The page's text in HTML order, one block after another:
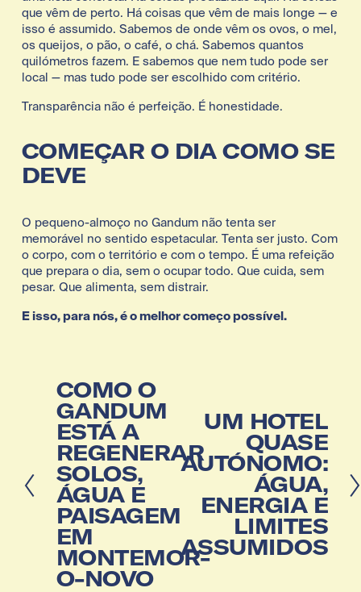
que vêm de perto. Há coisas que vêm de mais longe — e
isso é assumido. Sabemos de onde vêm os ovos, o mel,
os queijos, o pão, o café, o chá. Sabemos quantos
quilómetros fazem. E sabemos que nem tudo pode ser
local — mas tudo pode ser escolhido com critério.
Transparência não é perfeição. É honestidade.
COMEÇAR O DIA COMO SE
DEVE
O pequeno-almoço no Gandum não tenta ser
memorável no sentido espetacular. Tenta ser justo. Com
o corpo, com o território e com o tempo. É uma refeição
que prepara o dia, sem o ocupar todo. Que cuida, sem
pesar. Que alimenta, sem distrair.
E isso, para nós, é o melhor começo possível.
A
n
t
e
i
o
r
COMO O
GANDUM
ESTÁ A
REGENERAR
SOLOS,
ÁGUA E
PAISAGEM
EM
MONTEMOR-
O-NOVO
ó
x
UM HOTEL
QUASE
AUTÓNOMO:
ÁGUA,
ENERGIA E
LIMITES
ASSUMIDOS